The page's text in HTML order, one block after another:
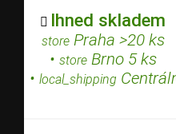
 Ihned skladem
storePraha >20 ks
• storeBrno 5 ks
• local_shipping